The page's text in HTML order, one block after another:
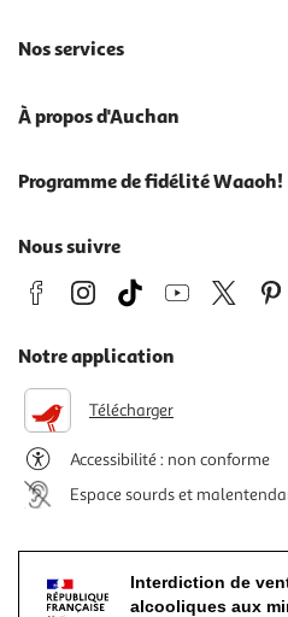
Nos services
À propos d'Auchan
Programme de fidélité Waaoh!
Nous suivre
Notre application
Télécharger
Accessibilité : non conforme
Espace sourds et
Interdiction de
alcooliques aux